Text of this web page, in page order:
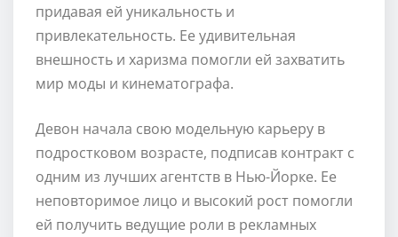
придавая ей уникальность и
привлекательность. Ее удивительная
внешность и харизма помогли ей захватить
мир моды и кинематографа.
Девон начала свою модельную карьеру в
подростковом возрасте, подписав контракт с
одним из лучших агентств в Нью-Йорке. Ее
неповторимое лицо и высокий рост помогли
ей получить ведущие роли в рекламных